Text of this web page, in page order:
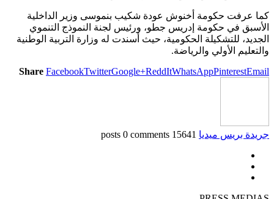
كما عرفت حكومة أخنوش عودة شكيب بنموسى وزير الداخلية
الأسبق في حكومة إدريس جطو، ورئيس لجنة النموذج التنموي
الجديد، للتشكيلة الحكومية، حيث أسندت له وزارة التربية الوطنية
والتعليم الأولي والرياضة.
Share FacebookTwitterGoogle+ReddItWhatsAppPinterestEmail
جريدة بريس ميديا 15641 posts
0 comments